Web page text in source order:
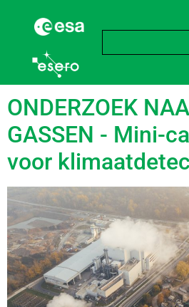
Label:
ONDERZOEK
GASSEN - Mini-
voor